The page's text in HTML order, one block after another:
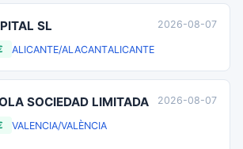
SL
ALICANTE/ALACANTALICANTE
2026-08-07
SOCIEDAD LIMITADA
VALENCIA/VALÈNCIA
2026-08-07